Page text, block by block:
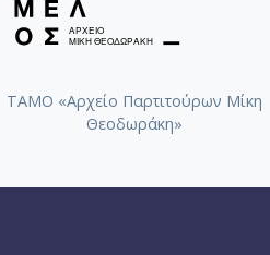
ΤΑΜΟ «Αρχείο Παρτιτούρων Μίκη
Θεοδωράκη»